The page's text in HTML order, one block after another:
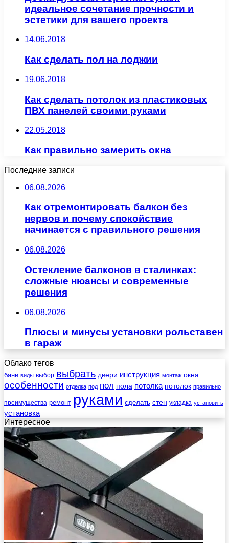
идеальное сочетание прочности и
эстетики для вашего проекта
14.06.2018
Как сделать пол на лоджии
19.06.2018
Как сделать потолок из пластиковых
ПВХ панелей своими руками
22.05.2018
Как правильно замерить окна
Последние записи
06.08.2026
Как отремонтировать балкон без
нервов и почему спокойствие
начинается с правильного решения
06.08.2026
Остекление балконов в сталинках:
сложные нюансы и современные
решения
06.08.2026
Плюсы и минусы установки рольставен
в гараж
Облако тегов
бани виды выбор выбрать двери инструкция монтаж окна
особенности отделка под пол пола потолка потолок правильно
преимущества ремонт руками сделать стен укладка установить
установка
Интересное